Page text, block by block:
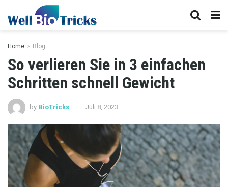
Home Blog
So verlieren Sie in 3 einfachen
Schritten schnell Gewicht
by BioTricks Juli 8, 2023